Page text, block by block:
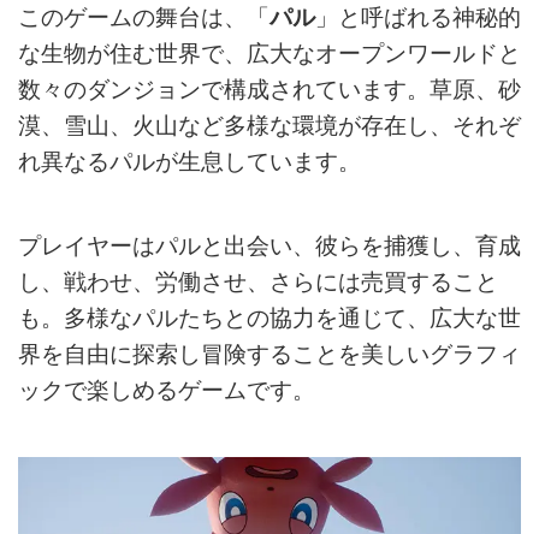
このゲームの舞台は、「パル」と呼ばれる神秘的
な生物が住む世界で、広大なオープンワールドと
数々のダンジョンで構成されています。草原、砂
漠、雪山、火山など多様な環境が存在し、それぞ
れ異なるパルが生息しています。
プレイヤーはパルと出会い、彼らを捕獲し、育成
し、戦わせ、労働させ、さらには売買すること
も。多様なパルたちとの協力を通じて、広大な世
界を自由に探索し冒険することを美しいグラフィ
ックで楽しめるゲームです。